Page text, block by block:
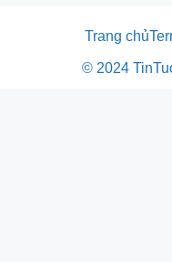
Trang chủ
© 2024